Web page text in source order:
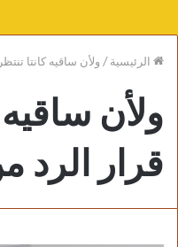
الرئيسية/ولأن ساقيه كانتا
ولأن ساقيه
قرار الرد